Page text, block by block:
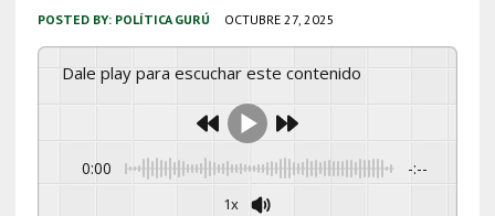
POSTED BY: POLÍTICA GURÚ OCTUBRE 27, 2025
Dale play para escuchar este contenido
0:00 -:--
1x